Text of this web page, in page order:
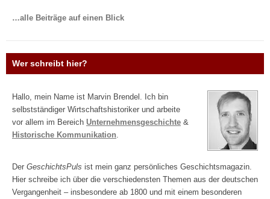
…alle Beiträge auf einen Blick
Wer schreibt hier?
Hallo, mein Name ist Marvin Brendel. Ich bin
selbstständiger Wirtschaftshistoriker und arbeite
vor allem im Bereich Unternehmensgeschichte &
Historische Kommunikation
Der GeschichtsPuls ist mein ganz persönliches Geschichtsmagazin.
Hier schreibe ich über die verschiedensten Themen aus der deutschen
Vergangenheit – insbesondere ab 1800 und mit einem besonderen